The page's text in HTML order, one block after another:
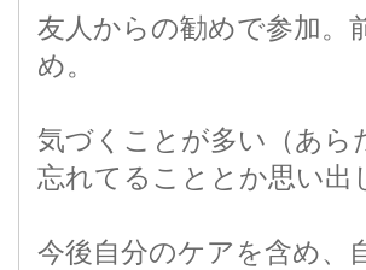
友人からの勧めで参加。
め。
気づくことが多い（あら
忘れてることとか思い出
今後自分のケアを含め、